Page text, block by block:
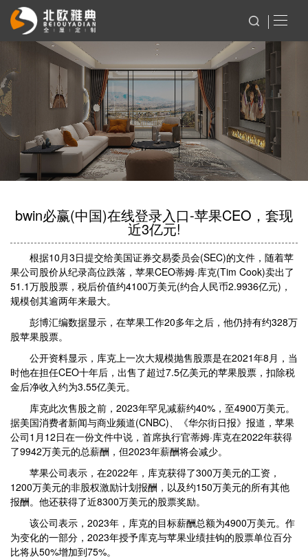
bwin必赢(中国)在线登录入口-苹果CEO，套现
近3亿元!
根据10月3日提交给美国证券交易委员会(SEC)的文件，随着苹
果公司股价从纪录高位跌落，苹果CEO蒂姆·库克(Tim Cook)卖出了
51.1万股股票，税后价值约4100万美元(约合人民币2.9936亿元)，
规模创其逾两年来最大。
彭博汇编数据显示，在苹果工作20多年之后，他仍持有约328万
股苹果股票。
公开资料显示，库克上一次大规模抛售股票是在2021年8月，当
时他在担任CEO十年后，出售了超过7.5亿美元的苹果股票，扣除税
金后净收入约为3.55亿美元。
库克此次售股之前，2023年罕见减薪约40%，至4900万美元。
据美国消费者新闻与商业频道(CNBC)、《华尔街日报》报道，苹果
公司1月12日在一份文件中说，首席执行官蒂姆·库克在2022年获得
了9942万美元的总薪酬，但2023年薪酬将会减少。
苹果公司表示，在2022年，库克获得了300万美元的工资，
1200万美元的非股权激励计划报酬，以及约150万美元的所有其他
报酬。他还获得了近8300万美元的股票奖励。
该公司表示，2023年，库克的目标薪酬总额为4900万美元。作
为变化的一部分，2023年授予库克与苹果业绩挂钩的股票单位百分
比将从50%增加到75%。